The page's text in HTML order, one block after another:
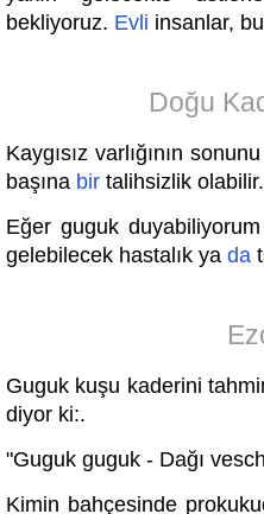
bekliyoruz. Evli insanlar,
Doğu
Kaygısız varlığının
başına bir talihsizlik olabilir.
Eğer guguk duyabiliyorum
gelebilecek hastalık ya da
Guguk kuşu kaderini
diyor ki:.
"Guguk guguk - Dağı
Kimin bahçesinde